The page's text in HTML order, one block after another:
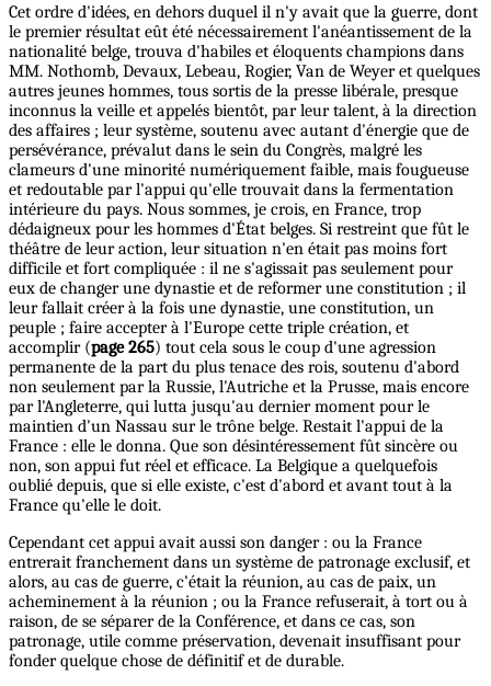
Cet ordre d'idées, en dehors duquel il n'y avait que la guerre, dont
le premier résultat eût été nécessairement l'anéantissement de la
nationalité belge, trouva d'habiles et éloquents champions dans
MM. Nothomb, Devaux, Lebeau, Rogier, Van de Weyer et quelques
autres jeunes hommes, tous sortis de la presse libérale, presque
inconnus la veille et appelés bientôt, par leur talent, à la direction
des affaires ; leur système, soutenu avec autant d'énergie que de
persévérance, prévalut dans le sein du Congrès, malgré les
clameurs d'une minorité numériquement faible, mais fougueuse
et redoutable par l'appui qu'elle trouvait dans la fermentation
intérieure du pays. Nous sommes, je crois, en France, trop
dédaigneux pour les hommes d'État belges. Si restreint que fût le
théâtre de leur action, leur situation n'en était pas moins fort
difficile et fort compliquée : il ne s'agissait pas seulement pour
eux de changer une dynastie et de reformer une constitution ; il
leur fallait créer à la fois une dynastie, une constitution, un
peuple ; faire accepter à l'Europe cette triple création, et
accomplir (page 265) tout cela sous le coup d'une agression
permanente de la part du plus tenace des rois, soutenu d'abord
non seulement par la Russie, l'Autriche et la Prusse, mais encore
par l'Angleterre, qui lutta jusqu'au dernier moment pour le
maintien d'un Nassau sur le trône belge. Restait l'appui de la
France : elle le donna. Que son désintéressement fût sincère ou
non, son appui fut réel et efficace. La Belgique a quelquefois
oublié depuis, que si elle existe, c'est d'abord et avant tout à la
France qu'elle le doit.
Cependant cet appui avait aussi son danger : ou la France
entrerait franchement dans un système de patronage exclusif, et
alors, au cas de guerre, c'était la réunion, au cas de paix, un
acheminement à la réunion ; ou la France refuserait, à tort ou à
raison, de se séparer de la Conférence, et dans ce cas, son
patronage, utile comme préservation, devenait insuffisant pour
fonder quelque chose de définitif et de durable.